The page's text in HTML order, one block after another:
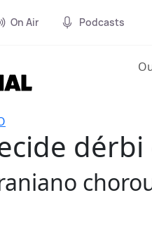
On Air Podcasts
dérbi